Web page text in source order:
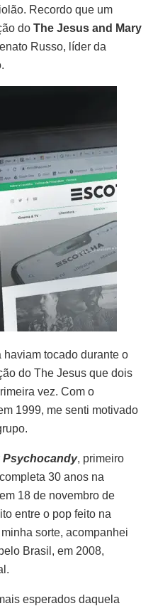
Recordo que um
do The Jesus and Mary
Russo, líder da
tocado durante o
do The Jesus que dois
vez. Com o
1999, me senti motivado
Psychocandy, primeiro
30 anos na
18 de novembro de
entre o pop feito na
sorte, acompanhei
Brasil, em 2008,
esperados daquela